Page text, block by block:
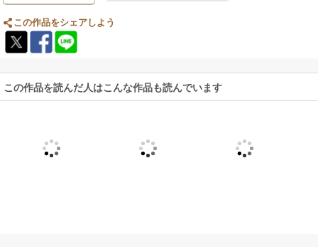
この作品をシェアしよう
この作品を読んだ人はこんな作品も読んでいます